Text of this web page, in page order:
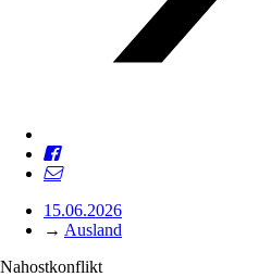
15.06.2026
→ Ausland
Nahostkonflikt